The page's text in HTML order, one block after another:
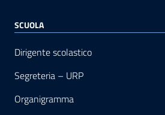
SCUOLA
Dirigente scolastico
Segreteria – URP
Organigramma